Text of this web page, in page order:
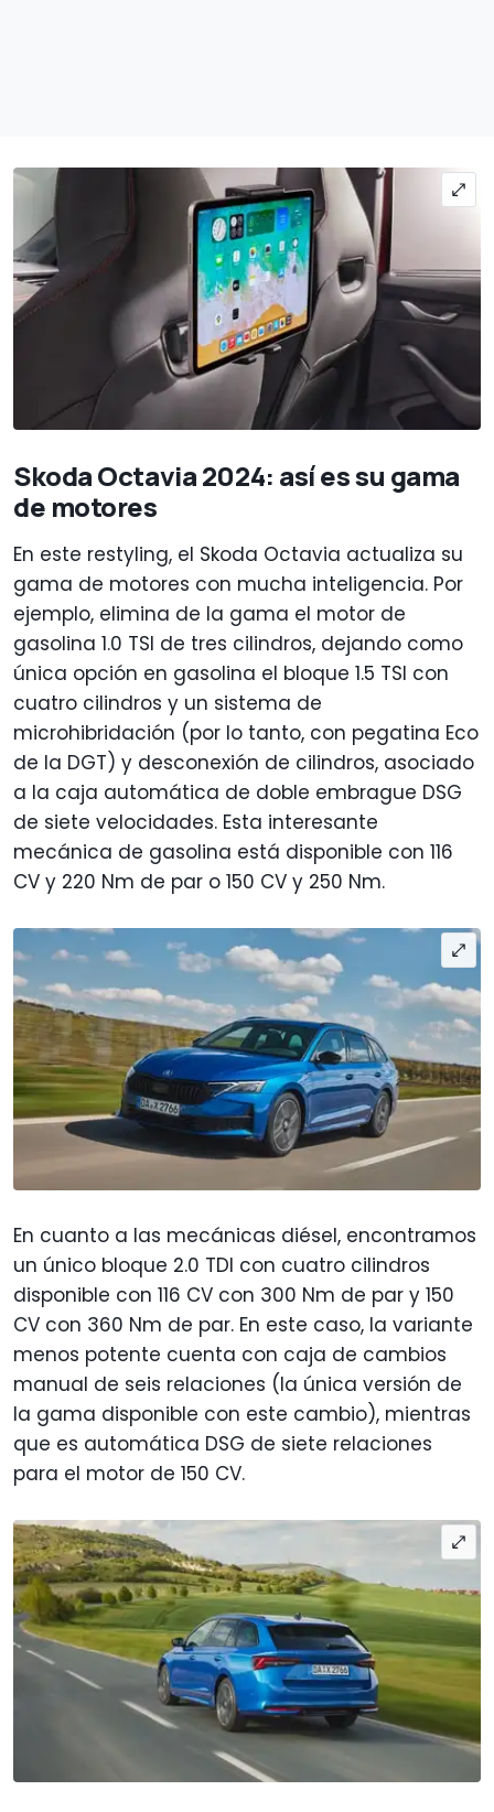
Skoda Octavia 2024: así es su gama
de motores
En este restyling, el Skoda Octavia actualiza su
gama de motores con mucha inteligencia. Por
ejemplo, elimina de la gama el motor de
gasolina 1.0 TSI de tres cilindros, dejando como
única opción en gasolina el bloque 1.5 TSI con
cuatro cilindros y un sistema de
microhibridación (por lo tanto, con pegatina Eco
de la DGT) y desconexión de cilindros, asociado
a la caja automática de doble embrague DSG
de siete velocidades. Esta interesante
mecánica de gasolina está disponible con 116
CV y 220 Nm de par o 150 CV y 250 Nm.
En cuanto a las mecánicas diésel, encontramos
un único bloque 2.0 TDl con cuatro cilindros
disponible con 116 CV con 300 Nm de par y 150
CV con 360 Nm de par. En este caso, la variante
menos potente cuenta con caja de cambios
manual de seis relaciones (la única versión de
la gama disponible con este cambio), mientras
que es automática DSG de siete relaciones
para el motor de 150 CV.